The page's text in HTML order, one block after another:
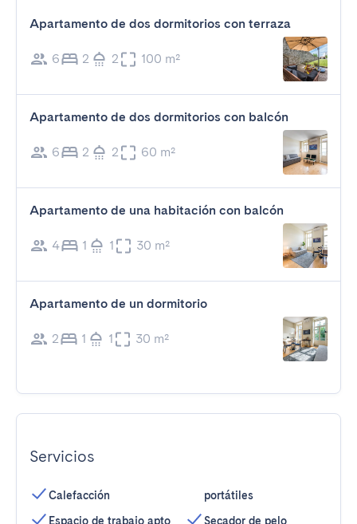
Apartamento de dos dormitorios con terraza
6 2 2 100 m²
Apartamento de dos dormitorios con balcón
6 2 2 60 m²
Apartamento de una habitación con balcón
4 1 1 30 m²
Apartamento de un dormitorio
2 1 1 30 m²
Servicios
Calefacción
Espacio de trabajo apto
portátiles
Secador de pelo